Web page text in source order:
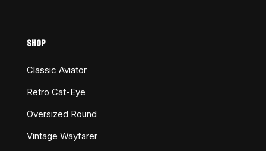
SHOP
Classic Aviator
Retro Cat-Eye
Oversized Round
Vintage Wayfarer